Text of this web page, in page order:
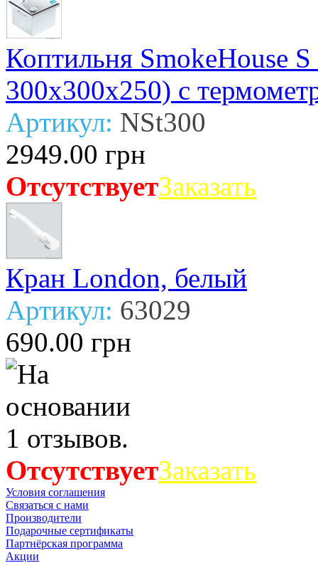
Коптильня SmokeHouse
300х300х250) с
Артикул: NSt300
2949.00 грн
ОтсутствуетЗаказать
Кран London, белый
Артикул: 63029
690.00 грн
ОтсутствуетЗаказать
Условия соглашения
Связаться с нами
Производители
Подарочные сертификаты
Партнёрская программа
Акции